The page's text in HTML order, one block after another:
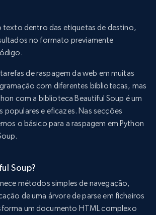
texto dentro das etiquetas de destino,
no formato previamente
de raspagem da web em muitas
com diferentes bibliotecas, mas
com a biblioteca Beautiful Soup é um
populares e eficazes. Nas secções
o básico para a raspagem em Python
Soup?
métodos simples de navegação,
de uma árvore de parse em ficheiros
um documento HTML complexo